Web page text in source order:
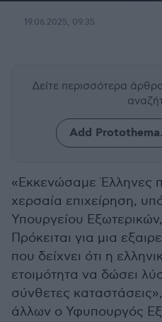
19.06.2025, 09:35
Δείτε περισσότερα
Add
«Εκκενώσαμε Έλληνες
χερσαία επιχείρηση,
Υπουργείου
Πρόκειται για μια
που δείχνει ότι η
ετοιμότητα να δώσει
σύνθετες
άλλων ο Υφυπουργός